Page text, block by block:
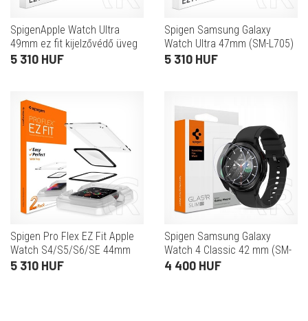
SpigenApple Watch Ultra
49mm ez fit kijelzővédő üveg
2db (2.5d lekerekített szél,
5 310 HUF
Spigen Samsung Galaxy
Watch Ultra 47mm (SM-L705)
ez fit kijelzővédő üveg 2db
5 310 HUF
Spigen Pro Flex EZ Fit Apple
Watch S4/S5/S6/SE 44mm
tempered kijelzővédő fólia
5 310 HUF
Spigen Samsung Galaxy
Watch 4 Classic 42 mm (SM-
R880) tr slim hd kijelzővédő
4 400 HUF